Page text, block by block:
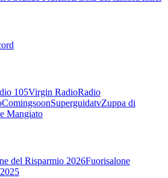
105Virgin RadioRadio
ComingsoonSuperguidatvZuppa di
Mangiato
del Risparmio 2026Fuorisalone